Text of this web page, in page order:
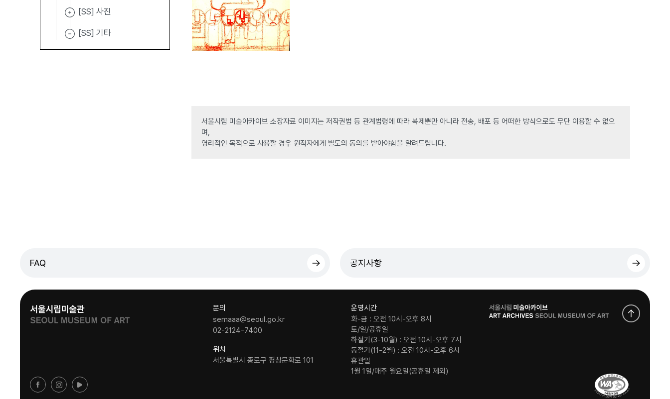
[SS] 사진
[SS] 기타
서울시립 미술아카이브 소장자료 이미지는 저작권법 등 관계법령에 따라 복제뿐만 아니라 전송, 배포 등 어떠한 방식으로도 무단 이용할 수 없으
며,
영리적인 목적으로 사용할 경우 원작자에게 별도의 동의를 받아야함을 알려드립니다.
FAQ 공지사항
문의
semaaa@seoul.go.kr
02-2124-7400
위치
서울특별시 종로구 평창문화로 101
운영시간
화-금 : 오전 10시-오후 8시
토/일/공휴일
하절기(3-10월) : 오전 10시-오후 7시
동절기(11-2월) : 오전 10시-오후 6시
휴관일
1월 1일/매주 월요일(공휴일 제외)
로
고